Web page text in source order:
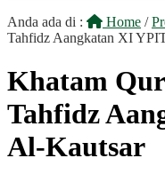
Anda ada di :
Home /
Tahfidz Aangkatan XI
Khatam
Tahfidz
Al-Kautsar